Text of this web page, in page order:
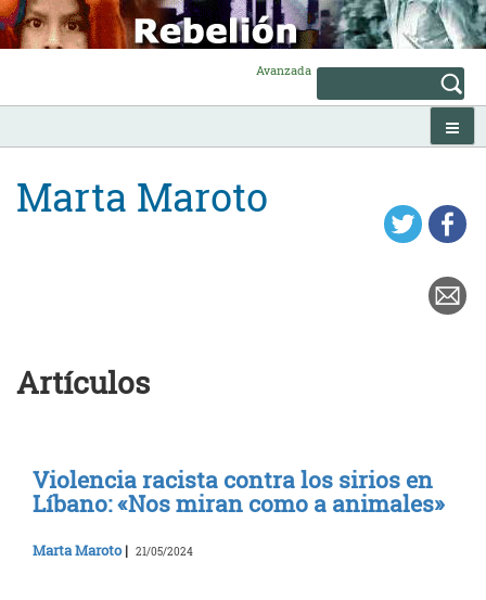
Skip
to
content
Avanzada
Marta Maroto
Artículos
Violencia racista contra los sirios en
Líbano: «Nos miran como a animales»
Marta Maroto| 21/05/2024